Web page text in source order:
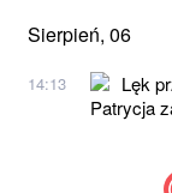
Sierpień, 06
14:13
Lęk
Patrycja